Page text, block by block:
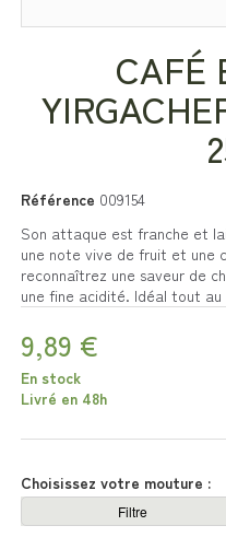
CAFÉ
Référence 009154
Son attaque est franche et
une note vive de fruit et une
reconnaîtrez une saveur de
une fine acidité. Idéal tout au
9,89 €
En stock
Livré en 48h
Choisissez votre mouture :